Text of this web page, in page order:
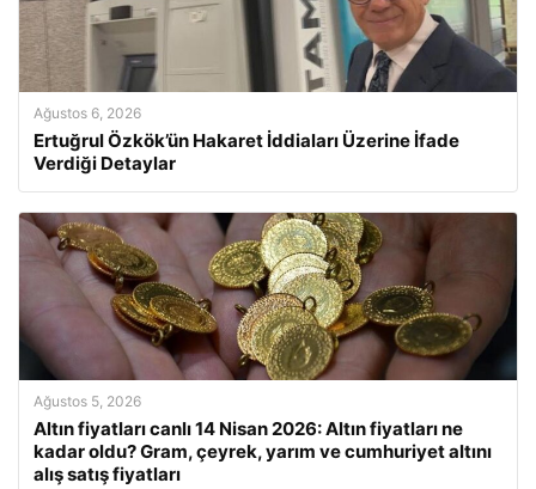
Ağustos 6, 2026
Ertuğrul Özkök’ün Hakaret İddiaları Üzerine İfade
Verdiği Detaylar
Ağustos 5, 2026
Altın fiyatları canlı 14 Nisan 2026: Altın fiyatları ne
kadar oldu? Gram, çeyrek, yarım ve cumhuriyet altını
alış satış fiyatları